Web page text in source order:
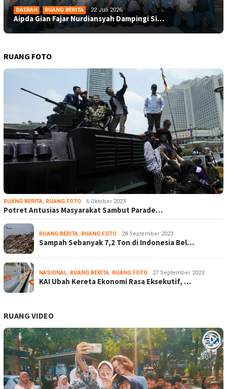
DAERAH , RUANG BERITA 22 Juli 2026
Aipda Gian Fajar Nurdiansyah Dampingi Si…
RUANG FOTO
RUANG BERITA, RUANG FOTO 6 Oktober 2023
Potret Antusias Masyarakat Sambut Parade…
RUANG BERITA, RUANG FOTO 28 September 2023
Sampah Sebanyak 7,2 Ton di Indonesia Bel…
NASIONAL, RUANG BERITA, RUANG FOTO 27 September 2023
KAI Ubah Kereta Ekonomi Rasa Eksekutif, …
RUANG VIDEO